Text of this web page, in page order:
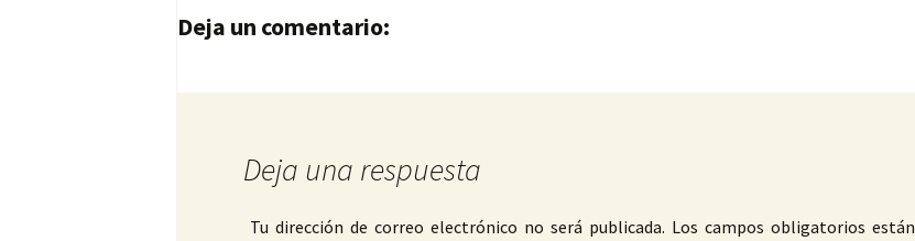
Navegación de entradas
Deja un comentario:
Deja una respuesta
Tu dirección de correo electrónico no será publicada. Los campos obligatorios están